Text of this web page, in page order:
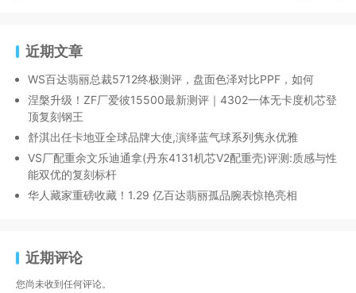
近期文章
WS百达翡丽总裁5712终极测评，盘面色泽对比PPF，如何
涅槃升级！ZF厂爱彼15500最新测评｜4302一体无卡度机芯登
顶复刻钢王
舒淇出任卡地亚全球品牌大使,演绎蓝气球系列隽永优雅
VS厂配重余文乐迪通拿(丹东4131机芯V2配重壳)评测:质感与性
能双优的复刻标杆
华人藏家重磅收藏！1.29 亿百达翡丽孤品腕表惊艳亮相
近期评论
您尚未收到任何评论。